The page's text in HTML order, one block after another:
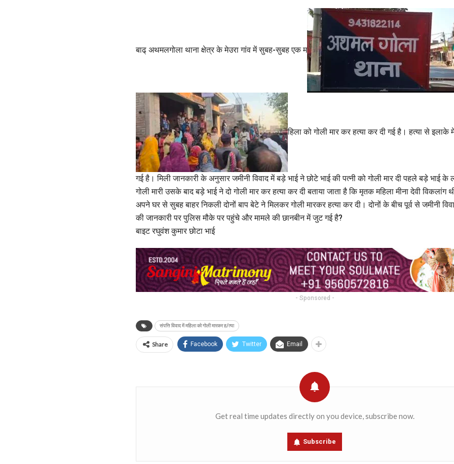
बाढ् अथमलगोला थाना क्षेत्र के मेउरा गांव में सुबह-सुबह एक म
हिला को गोली मार कर हत्या कर दी गई है। हत्या से
गई है। मिली जानकारी के अनुसार जमीनी विवाद में बड़े भाई ने छोटे भाई की पत्नी को गोली मार दी पहले बड़े भाई
गोली मारी उसके बाद बड़े भाई ने दो गोली मार कर हत्या कर दी बताया जाता है कि मृतक महिला मीना देवी विकलांग
अपने घर से सुबह बाहर निकली दोनों बाप बेटे ने मिलकर गोली मारकर हत्या कर दी। दोनों के बीच पूर्व से जमीनी
की जानकारी पर पुलिस मौके पर पहुंचे और मामले की छानबीन में जुट गई है?
बाइट रघुवंश कुमार छोटा भाई
- Sponsored -
संपत्ति विवाद में महिला को गोली मारकर ह/त्या
Share Facebook Twitter Email
Get real time updates directly on you device, subscribe now.
Subscribe